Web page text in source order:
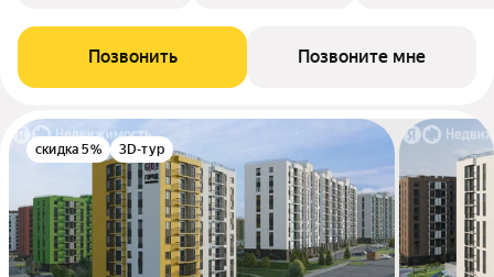
Позвонить Позвоните мне
скидка 5% 3D-тур